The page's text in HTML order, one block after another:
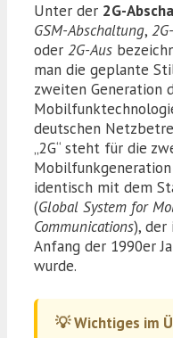
Unter der 2G-
GSM-Abschaltung,
oder 2G-Aus
man die geplante
zweiten Generation
deutschen
„2G“ steht für die
identisch mit dem
(Global System for
Communications), der
Anfang der 1990er
wurde.
💡 Wichtiges im